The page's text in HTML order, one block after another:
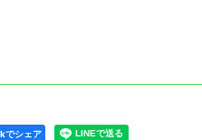
でシェア